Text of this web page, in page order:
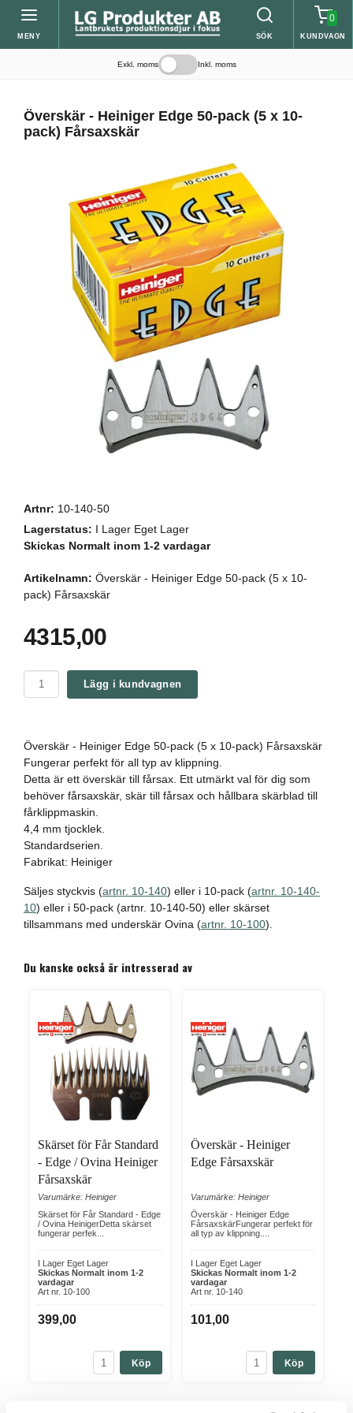
MENY SÖK
0
KUNDVAGN
Exkl. moms Inkl. moms
Överskär - Heiniger Edge 50-pack (5 x 10-
pack) Fårsaxskär
Artnr: 10-140-50
Lagerstatus: I Lager Eget Lager
Skickas Normalt inom 1-2 vardagar
Artikelnamn: Överskär - Heiniger Edge 50-pack (5 x 10-
pack) Fårsaxskär
4315,00
Lägg i kundvagnen
Överskär - Heiniger Edge 50-pack (5 x 10-pack) Fårsaxskär
Fungerar perfekt för all typ av klippning.
Detta är ett överskär till fårsax. Ett utmärkt val för dig som
behöver fårsaxskär, skär till fårsax och hållbara skärblad till
fårklippmaskin.
4,4 mm tjocklek.
Standardserien.
Fabrikat: Heiniger
Säljes styckvis (artnr. 10-140) eller i 10-pack (artnr. 10-140-
10) eller i 50-pack (artnr. 10-140-50) eller skärset
tillsammans med underskär Ovina (artnr. 10-100).
Du kanske också är intresserad av
Skärset för Får Standard
- Edge / Ovina Heiniger
Fårsaxskär
Varumärke: Heiniger
Skärset för Får Standard - Edge
/ Ovina HeinigerDetta skärset
fungerar perfek...
I Lager Eget Lager
Skickas Normalt inom 1-2
vardagar
Art nr. 10-100
399,00
Köp
Överskär - Heiniger
Edge Fårsaxskär
Varumärke: Heiniger
Överskär - Heiniger Edge
FårsaxskärFungerar perfekt för
all typ av klippning....
I Lager Eget Lager
Skickas Normalt inom 1-2
vardagar
Art nr. 10-140
101,00
Köp